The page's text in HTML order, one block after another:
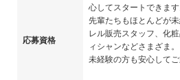
応募資格
心してスタートできます
先輩たちもほとんどが
レル販売スタッフ、化
ィシャンなどさまざま。
未経験の方も安心してご